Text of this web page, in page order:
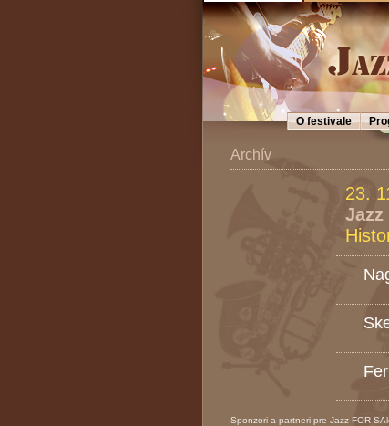
O festivale
Archív
23.
Jazz
Sponzori a partneri pre Jazz FOR